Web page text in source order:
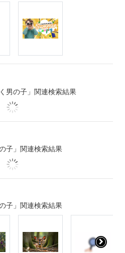
男の子」関連検索結果
子」関連検索結果
子」関連検索結果